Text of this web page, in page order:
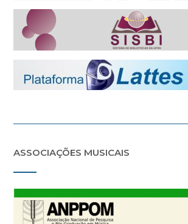
ASSOCIAÇÕES MUSICAIS